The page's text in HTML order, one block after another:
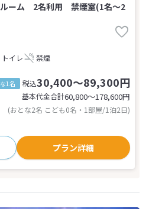
ーム 2名利用 禁煙室(1名～2
トイレ 禁煙
1名 税込30,400～89,300円
基本代金合計60,800〜178,600円
(おとな2名 こども0名・1部屋/1泊2日)
プラン詳細